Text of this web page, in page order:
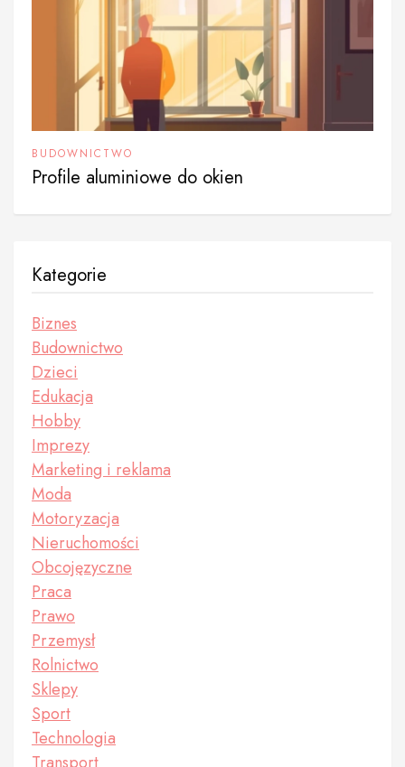
BUDOWNICTWO
Profile aluminiowe do okien
Kategorie
Biznes
Budownictwo
Dzieci
Edukacja
Hobby
Imprezy
Marketing i reklama
Moda
Motoryzacja
Nieruchomości
Obcojęzyczne
Praca
Prawo
Przemysł
Rolnictwo
Sklepy
Sport
Technologia